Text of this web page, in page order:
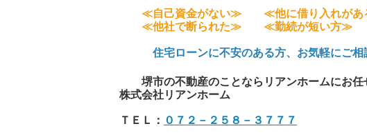
≪自己資金がない≫ ≪他に借り入れが
≪他社で断られた≫ ≪勤続が短い方≫
住宅ローンに不安のある方、お気軽にご相
堺市の不動産のことならリアンホームにお任
株式会社リアンホーム
ＴＥＬ： ０７２－２５８－３７７７